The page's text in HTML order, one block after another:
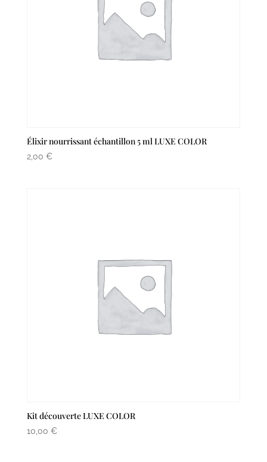
Élixir nourrissant échantillon 5 ml LUXE COLOR
2,00 €
Kit découverte LUXE COLOR
10,00 €